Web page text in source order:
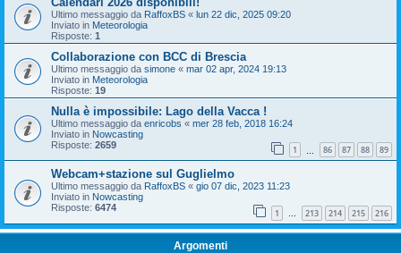
Ultimo messaggio da RaffoxBS « lun 22 dic, 2025 09:20
Inviato in Meteorologia
Risposte: 1
Collaborazione con BCC di Brescia
Ultimo messaggio da simone « mar 02 apr, 2024 19:13
Inviato in Meteorologia
Risposte: 19
Nulla è impossibile: Lago della Vacca !
Ultimo messaggio da enricobs « mer 28 feb, 2018 16:24
Inviato in Nowcasting
Risposte: 2659 1 86 87 88 89
Webcam+stazione sul Guglielmo
Ultimo messaggio da RaffoxBS « gio 07 dic, 2023 11:23
Inviato in Nowcasting
Risposte: 6474 1 … 213 214 215 216
Argomenti